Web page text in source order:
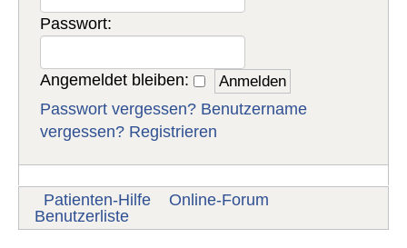
Passwort:
Angemeldet bleiben:
Passwort vergessen? Benutzername
vergessen? Registrieren
Patienten-Hilfe
Online-Forum
Benutzerliste